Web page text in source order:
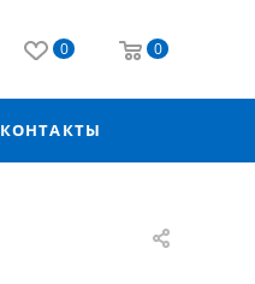
0 0
КОНТАКТЫ